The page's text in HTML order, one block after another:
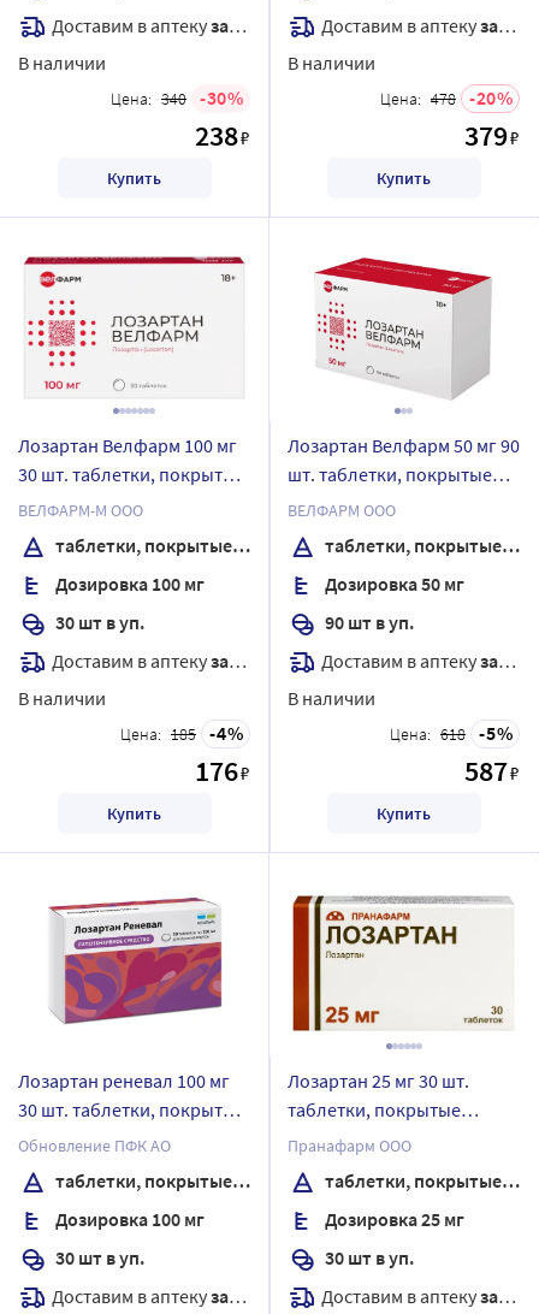
Доставим в аптекузавтра
В наличии
Цена: 340 30
238₽
Купить
Доставим в аптекузавтра
В наличии
Цена: 478 20
379₽
Купить
Лозартан Велфарм 100 мг
30 шт. таблетки, покрытые
пленочной оболочкой
ВЕЛФАРМ-М ООО
таблетки, покрытые пленочной оболочкой
Дозировка 100 мг
30 шт в уп.
Доставим в аптекузавтра
В наличии
Цена: 185 4
176₽
Купить
Лозартан Велфарм 50 мг 90
шт. таблетки, покрытые
пленочной оболочкой
ВЕЛФАРМ ООО
таблетки, покрытые пленочной оболочкой
Дозировка 50 мг
90 шт в уп.
Доставим в аптекузавтра
В наличии
Цена: 618 5
587₽
Купить
Лозартан реневал 100 мг
30 шт. таблетки, покрытые
пленочной оболочкой
Обновление ПФК АО
таблетки, покрытые пленочной оболочкой
Дозировка 100 мг
30 шт в уп.
Доставим в аптекузавтра
Лозартан 25 мг 30 шт.
таблетки, покрытые
пленочной оболочкой
Пранафарм ООО
таблетки, покрытые пленочной оболочкой
Дозировка 25 мг
30 шт в уп.
Доставим в аптекузавтра